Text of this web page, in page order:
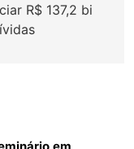
R$ 137,2 bi